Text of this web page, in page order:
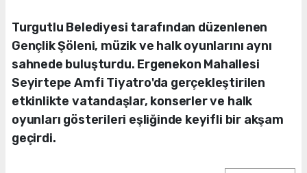
Turgutlu Belediyesi tarafından düzenlenen
Gençlik Şöleni, müzik ve halk oyunlarını aynı
sahnede buluşturdu. Ergenekon Mahallesi
Seyirtepe Amfi Tiyatro'da gerçekleştirilen
etkinlikte vatandaşlar, konserler ve halk
oyunları gösterileri eşliğinde keyifli bir akşam
geçirdi.